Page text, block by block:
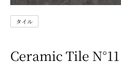
タイル
Ceramic Tile N°11